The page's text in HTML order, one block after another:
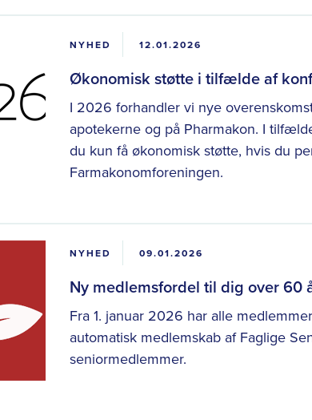
NYHED 12.01.2026
Økonomisk støtte i tilfælde af
I 2026 forhandler vi nye
apotekerne og på Pharmakon. I
du kun få økonomisk støtte, hvis du
Farmakonomforeningen.
NYHED 09.01.2026
Ny medlemsfordel til dig over 60
Fra 1. januar 2026 har alle
automatisk medlemskab af Faglige
seniormedlemmer.